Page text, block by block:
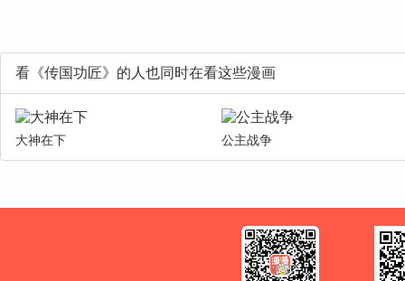
看《传国功匠》的人也同时在看这些漫画
大神在下 公主战争